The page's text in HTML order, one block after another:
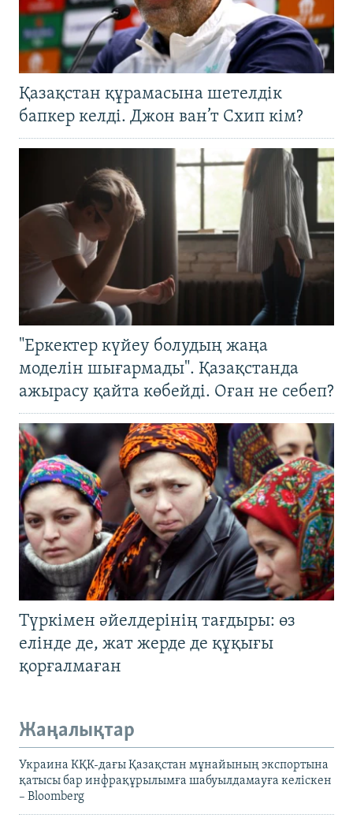
Қазақстан құрамасына шетелдік
бапкер келді. Джон ван’т Схип кім?
"Еркектер күйеу болудың жаңа
моделін шығармады". Қазақстанда
ажырасу қайта көбейді. Оған не себеп?
Түркімен әйелдерінің тағдыры: өз
елінде де, жат жерде де құқығы
қорғалмаған
Жаңалықтар
Украина КҚК-дағы Қазақстан мұнайының экспортына
қатысы бар инфрақұрылымға шабуылдамауға келіскен
– Bloomberg